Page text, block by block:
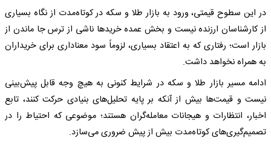
در این سطوح قیمتی، ورود به بازار طلا و سکه در کوتاه‌مدت از نگاه بسیاری
از کارشناسان ارزنده نیست و بخش عمده خریدها ناشی از ترس جا ماندن از
بازار است؛ رفتاری که به اعتقاد بسیاری، لزوماً سود معناداری برای خریداران
به همراه نخواهد داشت.
ادامه مسیر بازار طلا و سکه در شرایط کنونی به هیچ وجه قابل پیش‌بینی
نیست و قیمت‌ها بیش از آنکه بر پایه تحلیل‌های بنیادی حرکت کنند، تابع
اخبار، انتظارات و هیجانات معامله‌گران هستند؛ موضوعی که احتیاط را در
تصمیم‌گیری‌های کوتاه‌مدت بیش از پیش ضروری می‌سازد.